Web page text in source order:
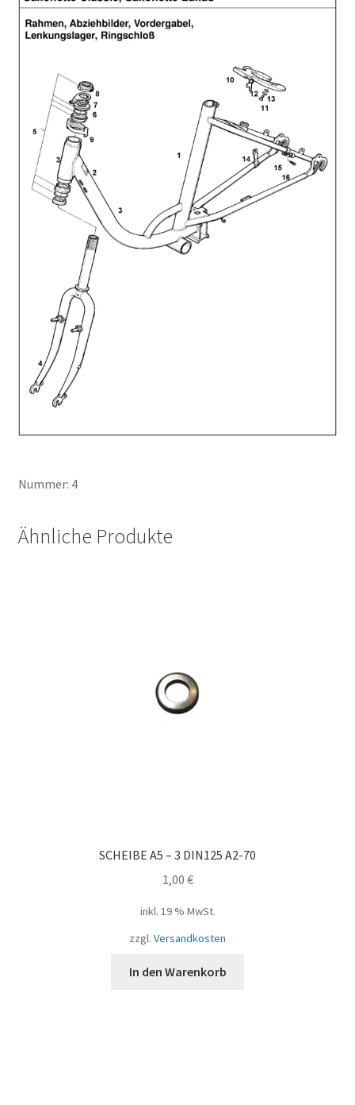
Nummer: 4
Ähnliche Produkte
SCHEIBE A5 – 3 DIN125 A2-70
1,00 €
inkl. 19 % MwSt.
zzgl. Versandkosten
In den Warenkorb